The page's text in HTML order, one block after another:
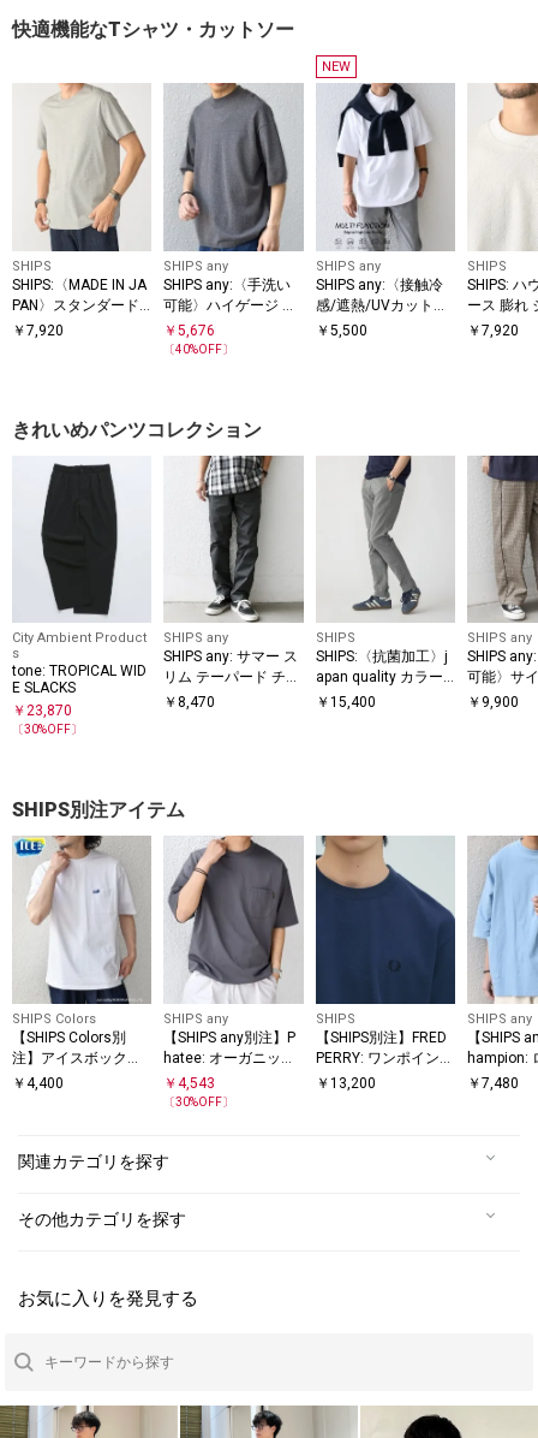
快適機能なTシャツ・カットソー
SHIPS
SHIPS:〈MADE IN JA
PAN〉スタンダード
クルーネック Tシャ
￥ 7,920
SHIPS any
SHIPS any:〈手洗い
可能〉ハイゲージ ニ
ット リネン ミックス
モックネック 半袖 T
￥5,676
〔40%OFF〕
NEW
SHIPS any
SHIPS any:〈接触冷
感/遮熱/UVカット機
能等〉サマーファン
￥ 5,500
SHIPS
SHIPS: ハ
ース 膨れ
ショート
￥7,920
きれいめパンツコレクション
City Ambient Product
s
tone: TROPICAL WID
E SLACKS
￥ 23,870
〔30%OFF〕
SHIPS any
SHIPS any: サマー ス
リム テーパード チノ
パンツ 26SS◇
￥8,470
SHIPS
SHIPS:〈抗菌加工〉j
apan quality カラー
テーパード スリム チ
￥ 15,400
SHIPS any
SHIPS
可能〉サ
フリーサ
￥ 9,900
SHIPS別注アイテム
SHIPS Colors
【SHIPS Colors別
注】アイスボックス:
〈接触冷感〉ポケッ
￥ 4,400
SHIPS any
【SHIPS any別注】P
hatee: オーガニック
コットン ピスネーム
スピンドル ポケット
￥4,543
〔30%OFF〕
SHIPS
【SHIPS別注】FRED
PERRY: ワンポイント
ロゴ ピケ Tシャツ 26
￥ 13,200
SHIPS any
【SHIPS
hampion:
ドルマン
￥7,480
関連カテゴリを探す
その他カテゴリを探す
お気に入りを発見する